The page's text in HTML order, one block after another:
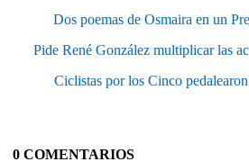
Dos poemas de Osmaira en un
Pide René González multiplicar las
Ciclistas por los Cinco
0 COMENTARIOS